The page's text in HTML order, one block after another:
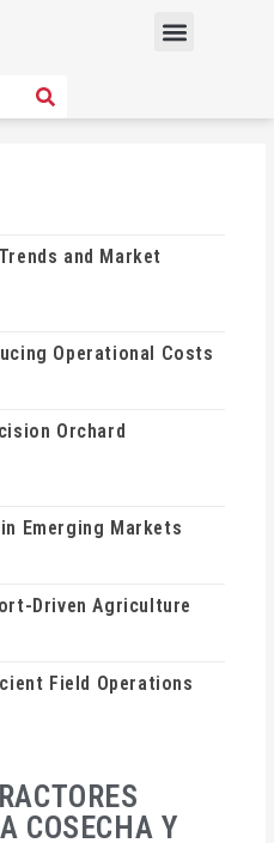
Menu
SEARCH
COSECHA Y
and Market
Operational Costs
Orchard
Emerging Markets
Driven Agriculture
Field Operations